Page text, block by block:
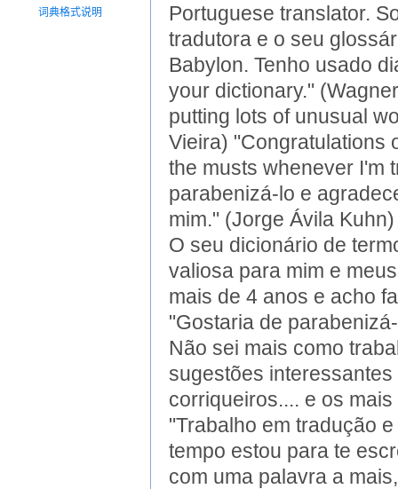
词典格式说明
Portuguese translator.
tradutora e o seu
Babylon. Tenho usado
your dictionary."
putting lots of unusual
Vieira) "Congratulations
the musts whenever I'm
parabenizá-lo e
mim." (Jorge Ávila
O seu dicionário de
valiosa para mim e
mais de 4 anos e acho
"Gostaria de
Não sei mais como
sugestões
corriqueiros.... e os
"Trabalho em tradução
tempo estou para te
com uma palavra a